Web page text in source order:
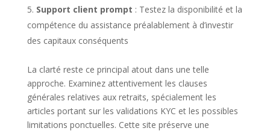
Support client prompt : Testez la disponibilité et la
compétence du assistance préalablement à d’investir
des capitaux conséquents
La clarté reste ce principal atout dans une telle
approche. Examinez attentivement les clauses
générales relatives aux retraits, spécialement les
articles portant sur les validations KYC et les possibles
limitations ponctuelles. Cette site préserve une